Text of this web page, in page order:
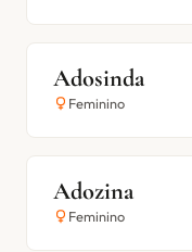
Adosinda
Feminino
Adozina
Feminino